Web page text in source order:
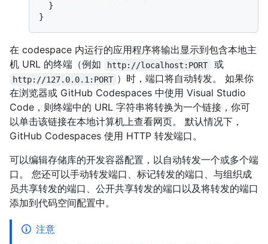
}
}
在 codespace 内运行的应用程序将输出显示到包含本地主
机 URL 的终端（例如
http://localhost:PORT 或
http://127.0.0.1:PORT ）时，端口将自动转发。 如果你
在浏览器或 GitHub Codespaces 中使用 Visual Studio
Code，则终端中的 URL 字符串将转换为一个链接，你可
以单击该链接在本地计算机上查看网页。 默认情况下，
GitHub Codespaces 使用 HTTP 转发端口。
可以编辑存储库的开发容器配置，以自动转发一个或多个端
口。 您还可以手动转发端口、标记转发的端口、与组织成
员共享转发的端口、公开共享转发的端口以及将转发的端口
添加到代码空间配置中。
注意